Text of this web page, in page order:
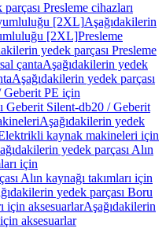
Presleme cihazları
[2XL]Aşağıdakilerin
[2XL]Presleme
yedek parçası Presleme
çantaAşağıdakilerin yedek
Aşağıdakilerin yedek parçası
Geberit PE için
Geberit Silent-db20 / Geberit
Aşağıdakilerin yedek
kaynak makineleri için
yedek parçası Alın
için
Alın kaynağı takımları için
yedek parçası Boru
için aksesuarlarAşağıdakilerin
aksesuarlar